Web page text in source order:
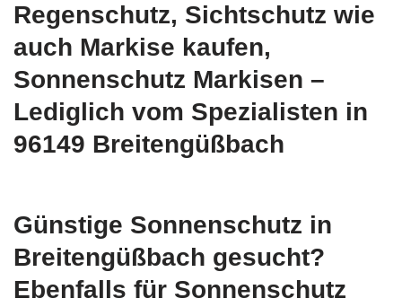
Regenschutz, Sichtschutz wie
auch Markise kaufen,
Sonnenschutz Markisen –
Lediglich vom Spezialisten in
96149 Breitengüßbach
Günstige Sonnenschutz in
Breitengüßbach gesucht?
Ebenfalls für Sonnenschutz